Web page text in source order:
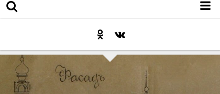
Послесловие к празднику
Факт